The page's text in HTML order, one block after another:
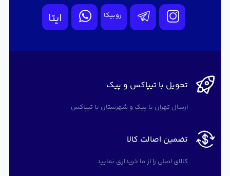
روبیکا ایتا
تحویل با تیپاکس و پیک
ارسال تهران با پیک و شهرستان با تیپاکس
تضمین اصالت کالا
کالای اصلی را از ما خریداری نمایید